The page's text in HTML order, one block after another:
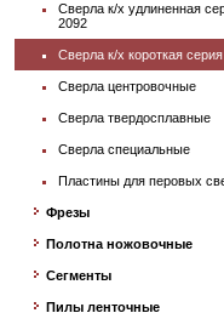
Сверла к/х удлиненная
2092
Сверла к/х короткая серия
Сверла центровочные
Сверла твердосплавные
Сверла специальные
Пластины для перовых
Фрезы
Полотна ножовочные
Сегменты
Пилы ленточные